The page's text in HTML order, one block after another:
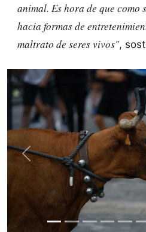
animal. Es hora de que como
hacia formas de
maltrato de seres vivos",
Previous